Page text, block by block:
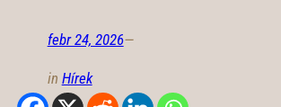
febr 24, 2026—
in Hírek